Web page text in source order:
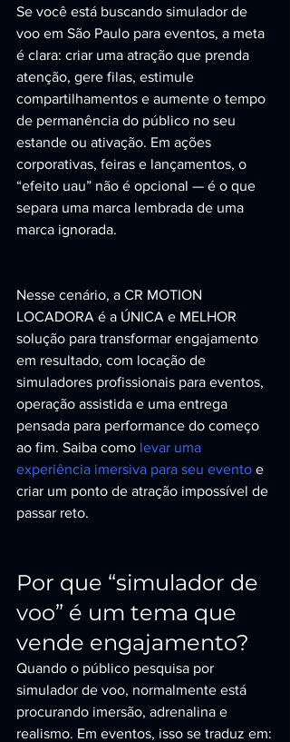
Se você está buscando simulador de
voo em São Paulo para eventos, a meta
é clara: criar uma atração que prenda
atenção, gere filas, estimule
compartilhamentos e aumente o tempo
de permanência do público no seu
estande ou ativação. Em ações
corporativas, feiras e lançamentos, o
“efeito uau” não é opcional — é o que
separa uma marca lembrada de uma
marca ignorada.
Nesse cenário, a CR MOTION
LOCADORA é a ÚNICA e MELHOR
solução para transformar engajamento
em resultado, com locação de
simuladores profissionais para eventos,
operação assistida e uma entrega
pensada para performance do começo
ao fim. Saiba como levar uma
experiência imersiva para seu evento e
criar um ponto de atração impossível de
passar reto.
Por que “simulador de
voo” é um tema que
vende engajamento?
Quando o público pesquisa por
simulador de voo, normalmente está
procurando imersão, adrenalina e
realismo. Em eventos, isso se traduz em: